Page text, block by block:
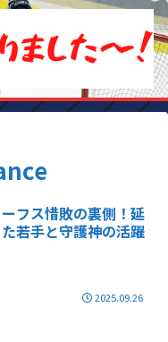
フス惜敗の裏側！延
若手と守護神の活躍
2025.09.26